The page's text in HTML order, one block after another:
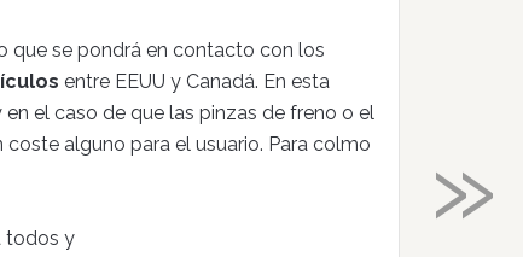
que se pondrá en contacto con los
entre EEUU y Canadá. En esta
el caso de que las pinzas de freno o el
alguno para el usuario. Para colmo
todos y »